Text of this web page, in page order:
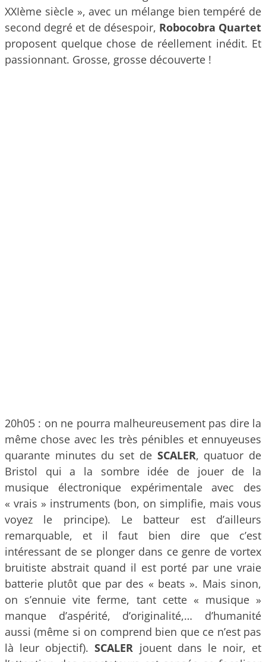
XXIème siècle », avec un mélange bien tempéré de
second degré et de désespoir, Robocobra Quartet
proposent quelque chose de réellement inédit. Et
passionnant. Grosse, grosse découverte !
20h05 : on ne pourra malheureusement pas dire la
même chose avec les très pénibles et ennuyeuses
quarante minutes du set de SCALER, quatuor de
Bristol qui a la sombre idée de jouer de la
musique électronique expérimentale avec des
« vrais » instruments (bon, on simplifie, mais vous
voyez le principe). Le batteur est d’ailleurs
remarquable, et il faut bien dire que c’est
intéressant de se plonger dans ce genre de vortex
bruitiste abstrait quand il est porté par une vraie
batterie plutôt que par des « beats ». Mais sinon,
on s’ennuie vite ferme, tant cette « musique »
manque d’aspérité, d’originalité,… d’humanité
aussi (même si on comprend bien que ce n’est pas
là leur objectif).SCALER jouent dans le noir, et